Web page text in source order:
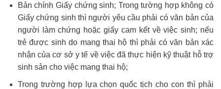
Bản chính Giấy chứng sinh; Trong tường hợp không có
Giấy chứng sinh thì người yêu cầu phải có văn bản của
người làm chứng hoặc giấy cam kết về việc sinh; nếu
trẻ được sinh do mang thai hộ thì phải có văn bản xác
nhận của cơ sở y tế về việc đã thực hiện kỹ thuật hỗ trợ
sinh sản cho việc mang thai hộ;
Trong trường hợp lựa chọn quốc tịch cho con thì phải